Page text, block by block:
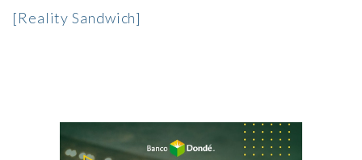
[Reality Sandwich]